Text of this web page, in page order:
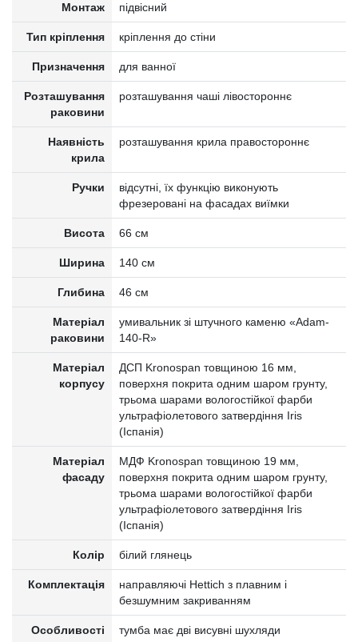
Монтаж підвісний
Тип кріплення кріплення до стіни
Призначення для ванної
Розташування
раковини
розташування чаші лівостороннє
Наявність
крила
розташування крила правостороннє
Ручки
відсутні, їх функцію виконують
фрезеровані на фасадах виїмки
Висота 66 см
Ширина 140 см
Глибина 46 см
Матеріал
раковини
умивальник зі штучного каменю «Adam-
140-R»
Матеріал
корпусу
ДСП Kronospan товщиною 16 мм,
поверхня покрита одним шаром грунту,
трьома шарами вологостійкої фарби
ультрафіолетового затвердіння Iris
(Іспанія)
Матеріал
фасаду
МДФ Kronospan товщиною 19 мм,
поверхня покрита одним шаром грунту,
трьома шарами вологостійкої фарби
ультрафіолетового затвердіння Iris
(Іспанія)
Колір білий глянець
Комплектація
направляючі Hettich з плавним і
безшумним закриванням
Особливості тумба має дві висувні шухляди